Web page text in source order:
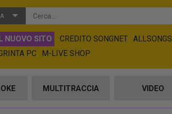
NUOVO SITO CREDITO SONGNET ALLSONGS
PC M-LIVE SHOP
MULTITRACCIA VIDEO